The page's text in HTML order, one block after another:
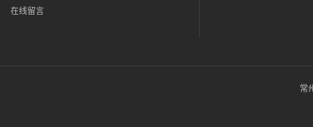
在线留言
常